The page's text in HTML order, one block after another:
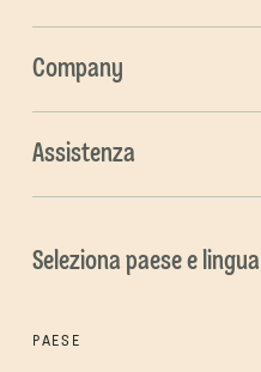
Company
Assistenza
Seleziona paese e lingua
PAESE